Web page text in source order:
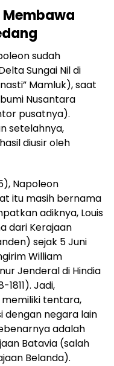
sudah
Sungai Nil di
Mamluk), saat
Nusantara
pusatnya).
setelahnya,
diusir oleh
Napoleon
itu masih bernama
adiknya, Louis
dari Kerajaan
sejak 5 Juni
William
Jenderal di Hindia
Jadi,
tentara,
dengan negara lain
adalah
Batavia (salah
Belanda).